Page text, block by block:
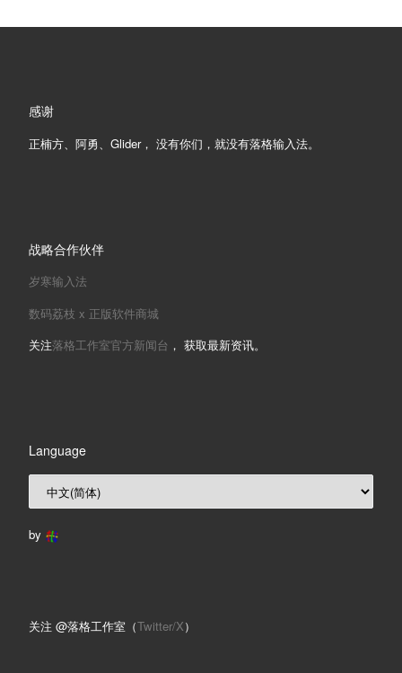
感谢
正楠方、阿勇、Glider， 没有你们，就没有落格输入法。
战略合作伙伴
岁寒输入法
数码荔枝 x 正版软件商城
关注落格工作室官方新闻台 ， 获取最新资讯。
Language
by
关注 @落格工作室（Twitter/X）